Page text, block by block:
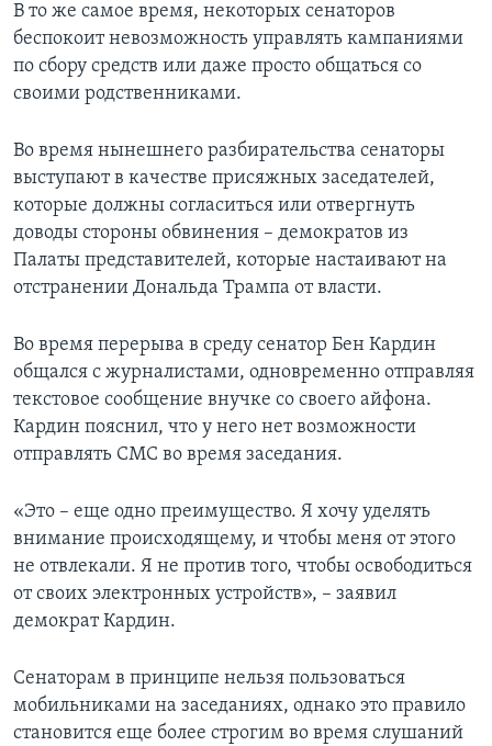
В то же самое время, некоторых сенаторов
беспокоит невозможность управлять кампаниями
по сбору средств или даже просто общаться со
своими родственниками.
Во время нынешнего разбирательства сенаторы
выступают в качестве присяжных заседателей,
которые должны согласиться или отвергнуть
доводы стороны обвинения – демократов из
Палаты представителей, которые настаивают на
отстранении Дональда Трампа от власти.
Во время перерыва в среду сенатор Бен Кардин
общался с журналистами, одновременно отправляя
текстовое сообщение внучке со своего айфона.
Кардин пояснил, что у него нет возможности
отправлять СМС во время заседания.
«Это – еще одно преимущество. Я хочу уделять
внимание происходящему, и чтобы меня от этого
не отвлекали. Я не против того, чтобы освободиться
от своих электронных устройств», – заявил
демократ Кардин.
Сенаторам в принципе нельзя пользоваться
мобильниками на заседаниях, однако это правило
становится еще более строгим во время слушаний